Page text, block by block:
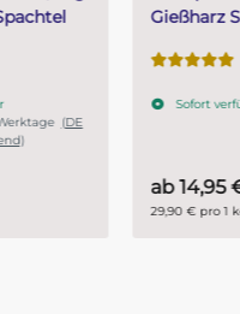
Gießharz SKresin 6804